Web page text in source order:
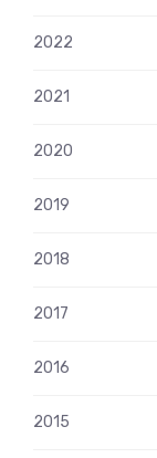
2022
2021
2020
2019
2018
2017
2016
2015